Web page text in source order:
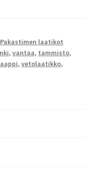
Pakastimen laatikot
, vantaa, tammisto,
, vetolaatikko,